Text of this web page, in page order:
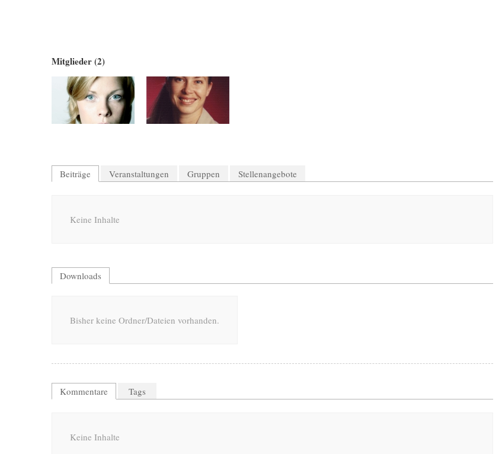
Mitglieder (2)
Beiträge Veranstaltungen Gruppen Stellenangebote
Keine Inhalte
Downloads
Bisher keine Ordner/Dateien vorhanden.
Kommentare Tags
Keine Inhalte